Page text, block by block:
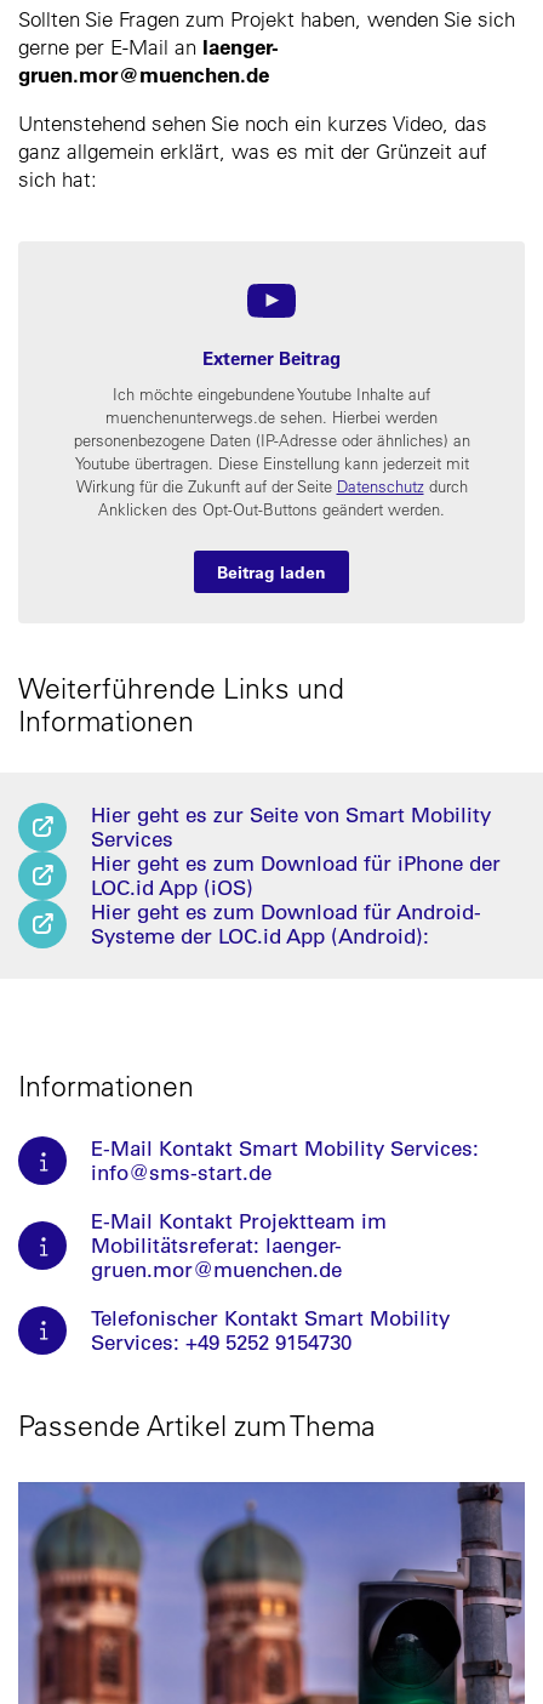
Sollten Sie Fragen zum Projekt haben, wenden Sie sich
gerne per E-Mail an laenger-
gruen.mor@muenchen.de
Untenstehend sehen Sie noch ein kurzes Video, das
ganz allgemein erklärt, was es mit der Grünzeit auf
sich hat:
Externer Beitrag
Ich möchte eingebundene Youtube Inhalte auf
muenchenunterwegs.de sehen. Hierbei werden
personenbezogene Daten (IP-Adresse oder ähnliches) an
Youtube übertragen. Diese Einstellung kann jederzeit mit
Wirkung für die Zukunft auf der Seite Datenschutzdurch
Anklicken des Opt-Out-Buttons geändert werden.
Beitrag laden
Weiterführende Links und
Informationen
Hier geht es zur Seite von Smart Mobility
Services
Hier geht es zum Download für iPhone der
LOC.id App (iOS)
Hier geht es zum Download für Android-
Systeme der LOC.id App (Android):
Informationen
E-Mail Kontakt Smart Mobility Services:
info@sms-start.de
E-Mail Kontakt Projektteam im
Mobilitätsreferat: laenger-
gruen.mor@muenchen.de
Telefonischer Kontakt Smart Mobility
Services: +49 5252 9154730
Passende Artikel zum Thema